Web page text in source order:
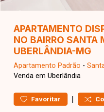
APARTAMENTO
NO BAIRRO SANTA
UBERLÂNDIA-MG
Apartamento Padrão -
Venda em Uberlândia
Favoritar |